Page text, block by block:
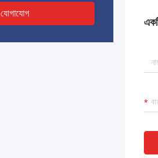
যোগাযোগ